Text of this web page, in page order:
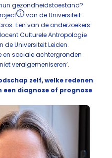
gezondheidstoestand?
van de Universiteit
Een van de onderzoekers
Culturele Antropologie
Universiteit Leiden.
en sociale achtergronden
veralgemeniseren’.
zelf, welke redenen
een diagnose of prognose